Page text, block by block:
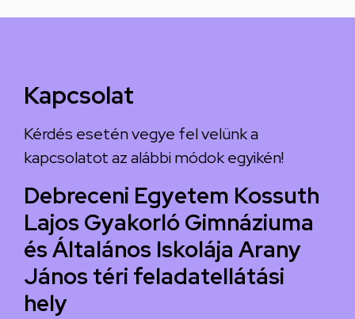
Kapcsolat
Kérdés esetén vegye fel velünk a
kapcsolatot az alábbi módok egyikén!
Debreceni Egyetem Kossuth
Lajos Gyakorló Gimnáziuma
és Általános Iskolája Arany
János téri feladatellátási
hely